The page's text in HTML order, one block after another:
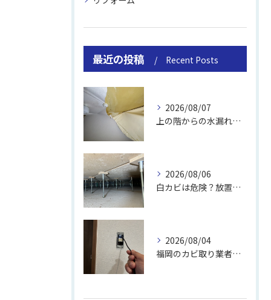
最近の投稿 Recent Posts
2026/08/07
上の階からの水漏れでカビ｜対処法と業者
2026/08/06
白カビは危険？放置のリスクと取り方
2026/08/04
福岡のカビ取り業者おすすめの選び方と費用